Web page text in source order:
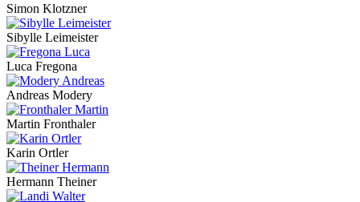
Simon Klotzner
Sibylle Leimeister
Luca Fregona
Andreas Modery
Martin Fronthaler
Karin Ortler
Hermann Theiner